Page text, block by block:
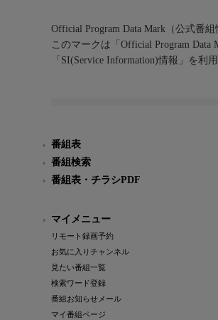
Official Program Data Mark（公式番組
このマークは「Official Program
「SI(Service Information)情報」を利
番組表
番組検索
番組表・チラシPDF
マイメニュー
リモート録画予約
お気に入りチャンネル
見たい番組一覧
検索ワード登録
番組お知らせメール
マイ番組ページ